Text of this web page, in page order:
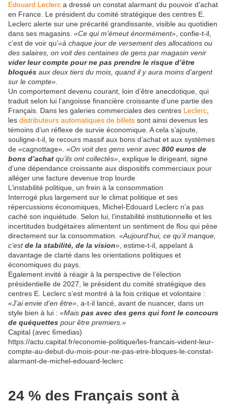
Edouard Leclerc a dressé un constat alarmant du pouvoir d’achat
en France. Le président du comité stratégique des centres E.
Leclerc alerte sur une précarité grandissante, visible au quotidien
dans ses magasins. «Ce qui m’émeut énormément» , confie-t-il,
c’est de voir qu’«à chaque jour de versement des allocations ou
des salaires, on voit des centaines de gens par magasin venir
vider leur compte pour ne pas prendre le risque d’être
bloqués aux deux tiers du mois, quand il y aura moins d’argent
sur le compte».
Un comportement devenu courant, loin d’être anecdotique, qui
traduit selon lui l’angoisse financière croissante d’une partie des
Français. Dans les galeries commerciales des centres Leclerc
les distributeurs automatiques de billets sont ainsi devenus les
témoins d’un réflexe de survie économique. A cela s’ajoute,
souligne-t-il, le recours massif aux bons d’achat et aux systèmes
de «cagnottage». «On voit des gens venir avec 800 euros de
bons d’achat qu’ils ont collectés» , explique le dirigeant, signe
d’une dépendance croissante aux dispositifs commerciaux pour
alléger une facture devenue trop lourde
L’instabilité politique, un frein à la consommation
Interrogé plus largement sur le climat politique et ses
répercussions économiques, Michel-Edouard Leclerc n’a pas
caché son inquiétude. Selon lui, l’instabilité institutionnelle et les
incertitudes budgétaires alimentent un sentiment de flou qui pèse
directement sur la consommation. «Aujourd’hui, ce qu’il manque,
c’estde la stabilité, de la vision» , estime-t-il, appelant à
davantage de clarté dans les orientations politiques et
économiques du pays.
Egalement invité à réagir à la perspective de l’élection
présidentielle de 2027, le président du comité stratégique des
centres E. Leclerc s’est montré à la fois critique et volontaire :
«J’ai envie d’en être» , a-t-il lancé, avant de nuancer, dans un
style bien à lui : «Mais pas avec des gens qui font le concours
de quéquettes pour être premiers.»
Capital (avec 6medias)
https://actu.capital.fr/economie-politique/les-francais-vident-leur-
compte-au-debut-du-mois-pour-ne-pas-etre-bloques-le-constat-
alarmant-de-michel-edouard-leclerc
24 % des Français sont à